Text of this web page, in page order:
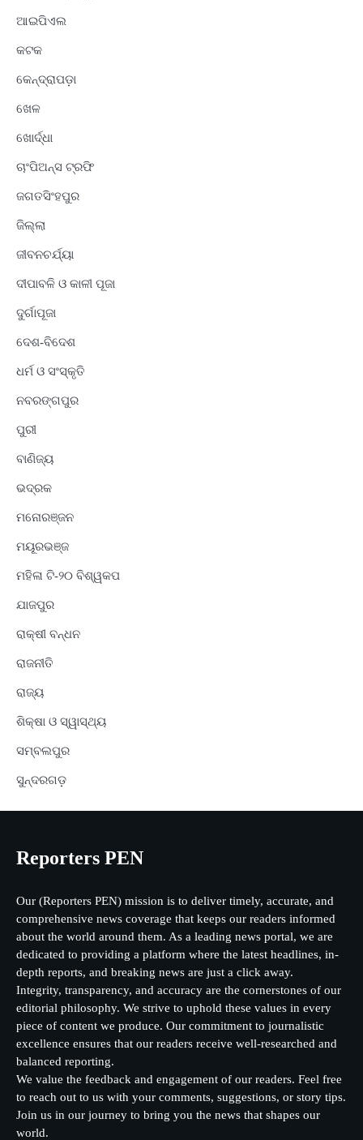
ଆଇପିଏଲ
କଟକ
କେନ୍ଦ୍ରାପଡ଼ା
ଖେଳ
ଖୋର୍ଦ୍ଧା
ଚାଂପିଅନ୍ସ ଟ୍ରଫି
ଜଗତସିଂହପୁର
ଜିଲ୍ଲା
ଜୀବନଚର୍ଯ୍ୟା
ଦୀପାବଳି ଓ କାଳୀ ପୂଜା
ଦୁର୍ଗାପୂଜା
ଦେଶ-ବିଦେଶ
ଧର୍ମ ଓ ସଂସ୍କୃତି
ନବରଙ୍ଗପୁର
ପୁରୀ
ବାଣିଜ୍ୟ
ଭଦ୍ରକ
ମନୋରଞ୍ଜନ
ମୟୂରଭଞ୍ଜ
ମହିଳା ଟି-୨୦ ବିଶ୍ୱକପ
ଯାଜପୁର
ରାକ୍ଷୀ ବନ୍ଧନ
ରାଜନୀତି
ରାଜ୍ୟ
ଶିକ୍ଷା ଓ ସ୍ୱାସ୍ଥ୍ୟ
ସମ୍ବଲପୁର
ସୁନ୍ଦରଗଡ଼
Reporters PEN
Our (Reporters PEN) mission is to deliver timely, accurate, and
comprehensive news coverage that keeps our readers informed
about the world around them. As a leading news portal, we are
dedicated to providing a platform where the latest headlines, in-
depth reports, and breaking news are just a click away.
Integrity, transparency, and accuracy are the cornerstones of our
editorial philosophy. We strive to uphold these values in every
piece of content we produce. Our commitment to journalistic
excellence ensures that our readers receive well-researched and
balanced reporting.
We value the feedback and engagement of our readers. Feel free
to reach out to us with your comments, suggestions, or story tips.
Join us in our journey to bring you the news that shapes our
world.